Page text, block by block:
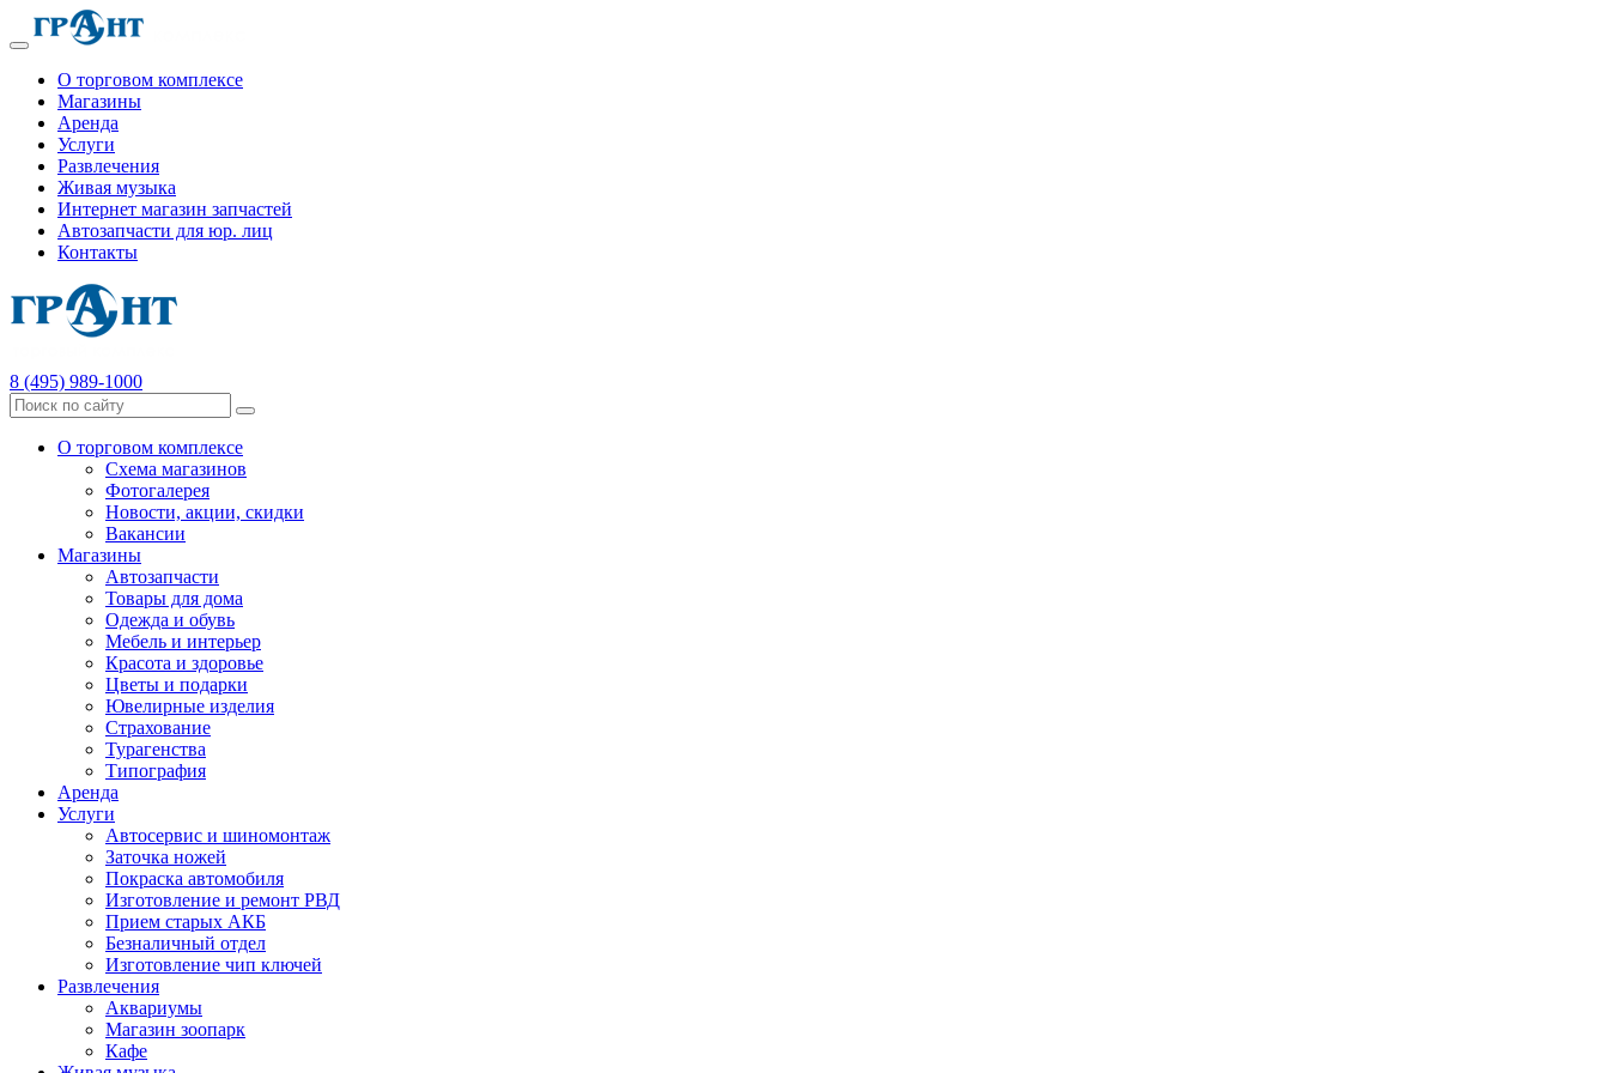
О торговом комплексе
Магазины
Аренда
Услуги
Развлечения
Живая музыка
Интернет магазин запчастей
Автозапчасти для юр. лиц
Контакты
8 (495) 989-1000
О торговом комплексе
Схема магазинов
Фотогалерея
Новости, акции, скидки
Вакансии
Магазины
Автозапчасти
Товары для дома
Одежда и обувь
Мебель и интерьер
Красота и здоровье
Цветы и подарки
Ювелирные изделия
Страхование
Турагенства
Типография
Аренда
Услуги
Автосервис и шиномонтаж
Заточка ножей
Покраска автомобиля
Изготовление и ремонт РВД
Прием старых АКБ
Безналичный отдел
Изготовление чип ключей
Развлечения
Аквариумы
Магазин зоопарк
Кафе